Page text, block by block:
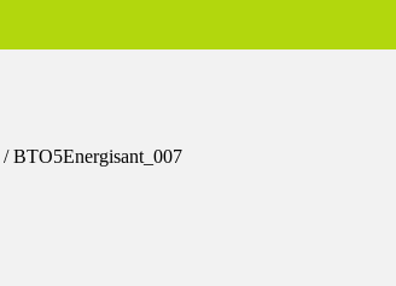
/BTO5Energisant_007